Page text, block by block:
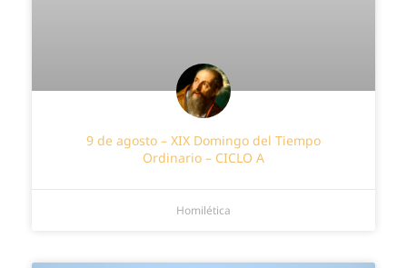
9 de agosto – XIX Domingo del Tiempo
Ordinario – CICLO A
Homilética